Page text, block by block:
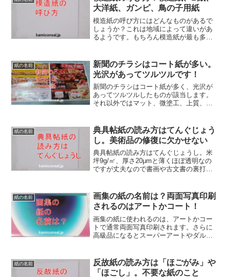
り違うので、選びやすいでしょう。
大洋紙、ガンピ、鳥の子用紙
模造紙の呼び方にはどんなものがあるで
しょうか？これは地域によって違いがあ
るようです。もちろん模造紙が最も多い
四国で異なることが多いようです。模造
紙の呼び方も色々あるんですね！
紙の名前
新聞のチラシはコート紙が多い。
光沢があってツルツルです！
新聞のチラシはコート紙が多く、光沢が
あってツルツルしたものが該当します。
それ以外ではマット、微塗工、上質、色
とがほとんどです。新聞チラシのコート
紙はコストに厳しくなっています。
紙の名前
典具帖紙の読み方はてんぐじょう
し。美術品の修復に欠かせない
典具帖紙の読み方はてんぐじょうし。米
坪9g/㎡、厚さ20μmと薄くほぼ透明なの
ですが丈夫なので書画や古文書の裏打ち
土佐で発達したようです。典具帖紙は究
極の薄い和紙ということです。
紙の名前
画集の紙の名前は？両面写真印刷
されるのはアートかコート！
画集の紙に使われるのは、アートかコー
トで通常両面写真印刷されます。さらに
高級品になるとスーパーアートやダルア
うに、塗工量の多いものになります。画
集の紙は最高クラスになるのです。
紙の名前
反故紙の読み方は「ほごがみ」や
「ほごし」。不要な紙のこと